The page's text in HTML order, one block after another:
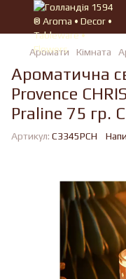
Аромати Кімната
Ароматична
Provence
Praline 75 гр.
Артикул: C3345PCH